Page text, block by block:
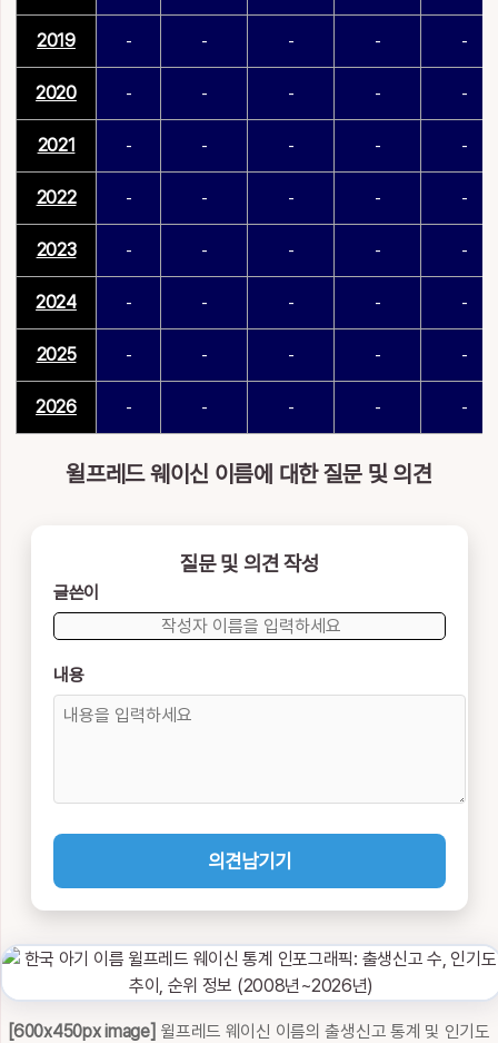
2019 - - - - -
2020 - - - - -
2021 - - - - -
2022 - - - - -
2023 - - - - -
2024 - - - - -
2025 - - - - -
2026 - - - - -
윌프레드 웨이신 이름에 대한 질문 및 의견
질문 및 의견 작성
글쓴이
내용
의견남기기
[600x450px image] 윌프레드 웨이신 이름의 출생신고 통계 및 인기도